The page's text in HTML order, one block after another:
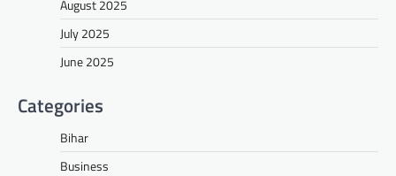
August 2025
July 2025
June 2025
Categories
Bihar
Business